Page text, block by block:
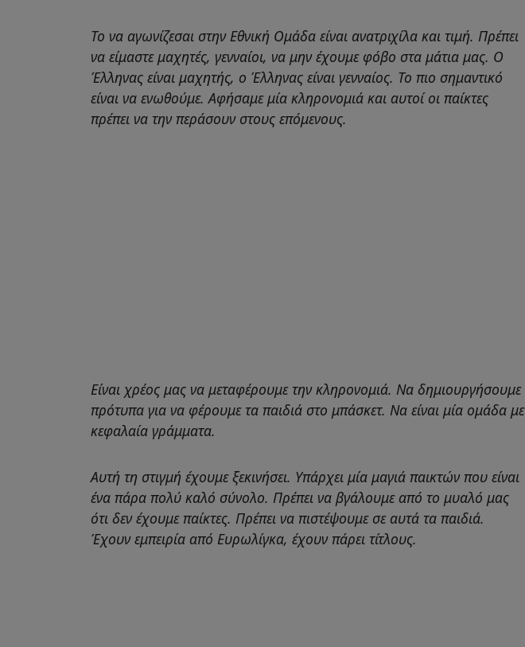
Το να αγωνίζεσαι στην Εθνική Ομάδα είναι ανατριχίλα και τιμή. Πρέπει
να είμαστε μαχητές, γενναίοι, να μην έχουμε φόβο στα μάτια μας. Ο
Έλληνας είναι μαχητής, ο Έλληνας είναι γενναίος. Το πιο σημαντικό
είναι να ενωθούμε. Αφήσαμε μία κληρονομιά και αυτοί οι παίκτες
πρέπει να την περάσουν στους επόμενους.
Είναι χρέος μας να μεταφέρουμε την κληρονομιά. Να δημιουργήσουμε
πρότυπα για να φέρουμε τα παιδιά στο μπάσκετ. Να είναι μία ομάδα με
κεφαλαία γράμματα.
Αυτή τη στιγμή έχουμε ξεκινήσει. Υπάρχει μία μαγιά παικτών που είναι
ένα πάρα πολύ καλό σύνολο. Πρέπει να βγάλουμε από το μυαλό μας
ότι δεν έχουμε παίκτες. Πρέπει να πιστέψουμε σε αυτά τα παιδιά.
Έχουν εμπειρία από Ευρωλίγκα, έχουν πάρει τίτλους.